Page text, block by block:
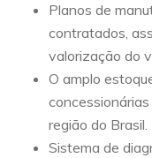
Planos de
contratados,
valorização do
O amplo
região do Brasil.
Sistema de